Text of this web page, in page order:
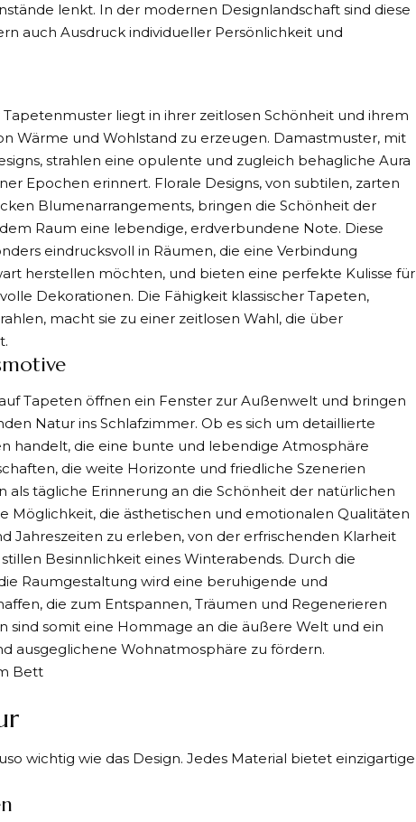
lenkt. In der modernen Designlandschaft sind diese
auch Ausdruck individueller Persönlichkeit und
Tapetenmuster liegt in ihrer zeitlosen Schönheit und ihrem
Wärme und Wohlstand zu erzeugen. Damastmuster, mit
strahlen eine opulente und zugleich behagliche Aura
Epochen erinnert. Florale Designs, von subtilen, zarten
Blumenarrangements, bringen die Schönheit der
Raum eine lebendige, erdverbundene Note. Diese
eindrucksvoll in Räumen, die eine Verbindung
herstellen möchten, und bieten eine perfekte Kulisse für
Dekorationen. Die Fähigkeit klassischer Tapeten,
macht sie zu einer zeitlosen Wahl, die über
Tapeten öffnen ein Fenster zur Außenwelt und bringen
Natur ins Schlafzimmer. Ob es sich um detaillierte
handelt, die eine bunte und lebendige Atmosphäre
die weite Horizonte und friedliche Szenerien
als tägliche Erinnerung an die Schönheit der natürlichen
Möglichkeit, die ästhetischen und emotionalen Qualitäten
Jahreszeiten zu erleben, von der erfrischenden Klarheit
Besinnlichkeit eines Winterabends. Durch die
Raumgestaltung wird eine beruhigende und
die zum Entspannen, Träumen und Regenerieren
sind somit eine Hommage an die äußere Welt und ein
ausgeglichene Wohnatmosphäre zu fördern.
wichtig wie das Design. Jedes Material bietet einzigartige